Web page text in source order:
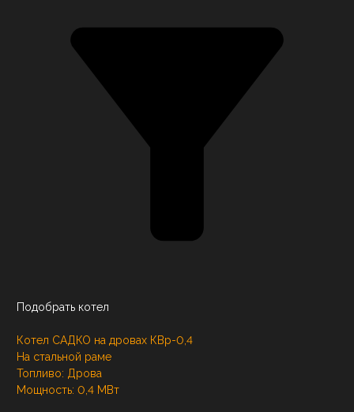
Подобрать котел
Котел САДКО на дровах КВр-0,4
На стальной раме
Топливо: Дрова
Мощность: 0,4 МВт